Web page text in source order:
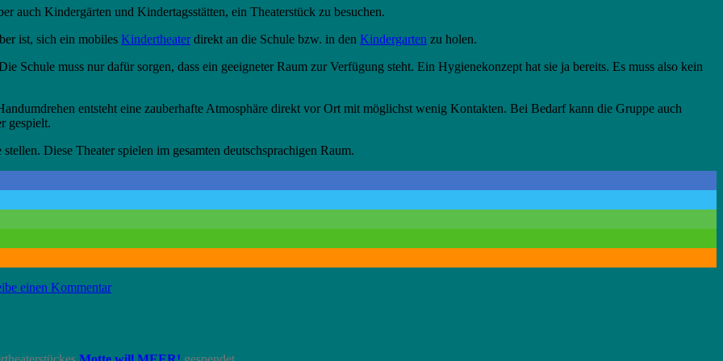
auch Kindergärten und Kindertagsstätten, ein Theaterstück zu besuchen.
ist, sich ein mobiles Kindertheater direkt an die Schule bzw. in den Kindergarten zu holen.
Schule muss nur dafür sorgen, dass ein geeigneter Raum zur Verfügung steht. Ein Hygienekonzept hat sie ja bereits. Es muss also kein
entsteht eine zauberhafte Atmosphäre direkt vor Ort mit möglichst wenig Kontakten. Bei Bedarf kann die Gruppe auch
gespielt.
Diese Theater spielen im gesamten deutschsprachigen Raum.
einen Kommentarzu